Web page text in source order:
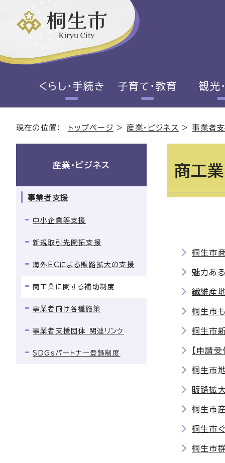
くらし・手続き 子育て・教育 観光
現在の位置： トップページ > 産業・ビジネス >事業者
商工
桐生市
魅力あ
繊維産
桐生市
桐生市
【申請
桐生市
販路拡
桐生市
桐生市
桐生市
産業・ビジネス
事業者支援
中小企業等支援
新規取引先開拓支援
海外ECによる販路拡大の支援
商工業に関する補助制度
事業者向け各種施策
事業者支援団体 関連リンク
SDGsパートナー登録制度